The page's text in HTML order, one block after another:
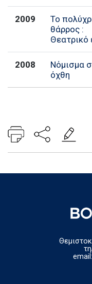
2009
Το
θάρρος :
Θεατρικό
2008
Νόμισμα
όχθη